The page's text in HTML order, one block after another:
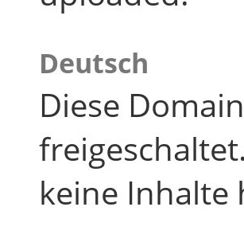
Deutsch
Diese
keine Inhalte